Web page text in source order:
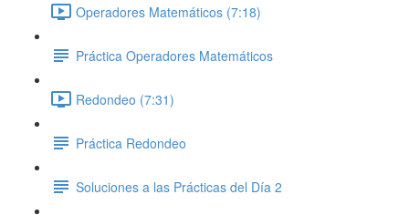
Operadores Matemáticos (7:18)
Práctica Operadores Matemáticos
Redondeo (7:31)
Práctica Redondeo
Soluciones a las Prácticas del Día 2